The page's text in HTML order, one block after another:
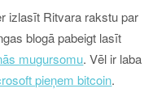
izlasīt Ritvara rakstu par
blogā pabeigt lasīt
mugursomu. Vēl ir laba
pieņem bitcoin.